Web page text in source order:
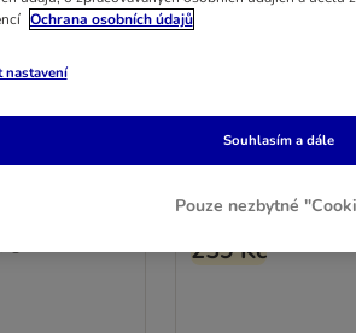
do klece pro
x V 10 cm
polštář pro psy Pine
Nejnižší
dní před
259 Kč
Ochrana osobních údajů
nastavení
Pouze nezbytné
Souhlasím a dále